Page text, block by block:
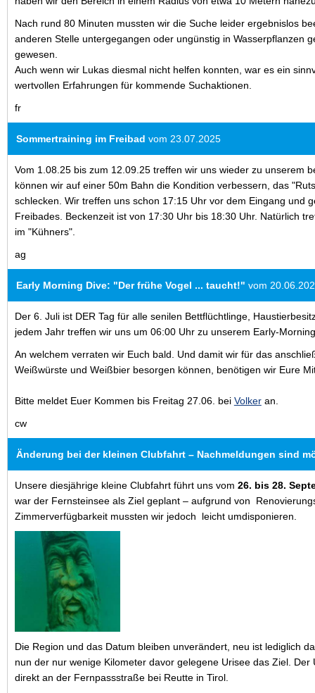
Nach rund 80 Minuten mussten wir die Suche leider ergebnislos
anderen Stelle untergegangen oder ungünstig in Wasserpflanzen
gewesen.
Auch wenn wir Lukas diesmal nicht helfen konnten, war es ein
wertvollen Erfahrungen für kommende Suchaktionen.
fr
Sommertraining im Freibad vom 23.07.2025
Vom 1.08.25 bis zum 12.09.25 treffen wir uns wieder zu unserem
können wir auf einer 50m Bahn die Kondition verbessern, das
schlecken. Wir treffen uns schon 17:15 Uhr vor dem Eingang und
Freibades. Beckenzeit ist von 17:30 Uhr bis 18:30 Uhr. Natürlich
im "Kühners".
ag
Early Morning Dive: "Der frühe Vogel ... taucht!" vom
Der 6. Juli ist DER Tag für alle senilen Bettflüchtlinge,
jedem Jahr treffen wir uns um 06:00 Uhr zu unserem Early-
An welchem verraten wir Euch bald. Und damit wir für das
Weißwürste und Weißbier besorgen können, benötigen wir Eure
Bitte meldet Euer Kommen bis Freitag 27.06. bei Volkeran.
cw
Änderung bei der kleinen Clubfahrt – Nachmeldungen sind
Unsere diesjährige kleine Clubfahrt führt uns vom 26. bis 28.
war der Fernsteinsee als Ziel geplant – aufgrund von
Zimmerverfügbarkeit mussten wir jedoch leicht umdisponieren.
Die Region und das Datum bleiben unverändert, neu ist lediglich
nun der nur wenige Kilometer davor gelegene Urisee das Ziel. Der
direkt an der Fernpassstraße bei Reutte in Tirol.